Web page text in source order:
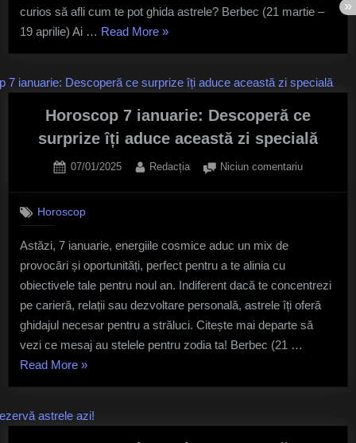
curios să afli cum te pot ghida astrele? Berbec (21 martie –
19 aprilie) Ai … Read More„Horoscop
2025:
Previziuni
fiecare
»
Horoscop 7 ianuarie: Descoperă ce
surprize îți aduce această zi specială
Posted
07/01/2025 By
Redacția Niciun comentariula
îți
aduce
zi
Horoscop
Astăzi, 7 ianuarie, energiile cosmice aduc un mix de
provocări și oportunități, perfect pentru a te alinia cu
obiectivele tale pentru noul an. Indiferent dacă te concentrezi
pe carieră, relații sau dezvoltare personală, astrele îți oferă
ghidajul necesar pentru a străluci. Citește mai departe să
vezi ce mesaj au stelele pentru zodia ta! Berbec (21 …
Read More„Horoscop
Descoperă
»